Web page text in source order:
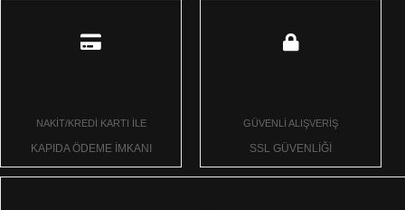
NAKİT/KREDİ KARTI İLE
KAPIDA ÖDEME İMKANI
GÜVENLİ ALIŞVERİŞ
SSL GÜVENLİĞİ